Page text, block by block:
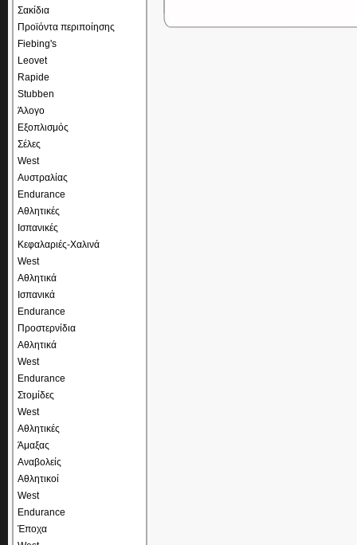
Σακίδια
Προϊόντα περιποίησης
Fiebing's
Leovet
Rapide
Stubben
Άλογο
Εξοπλισμός
Σέλες
West
Αυστραλίας
Endurance
Αθλητικές
Ισπανικές
Κεφαλαριές-Χαλινά
West
Αθλητικά
Ισπανικά
Endurance
Προστερνίδια
Αθλητικά
West
Endurance
Στομίδες
West
Αθλητικές
Άμαξας
Αναβολείς
Αθλητικοί
West
Endurance
Έποχα